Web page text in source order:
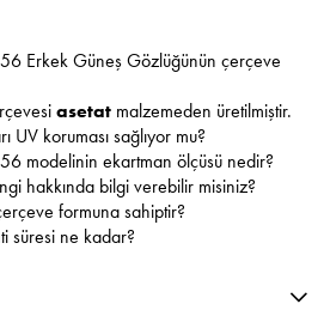
Erkek Güneş Gözlüğünün çerçeve
asetat malzemeden üretilmiştir.
UV koruması sağlıyor mu?
modelinin ekartman ölçüsü nedir?
hakkında bilgi verebilir misiniz?
formuna sahiptir?
süresi ne kadar?